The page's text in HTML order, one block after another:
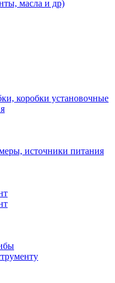
масла и др)
коробки установочные
источники питания